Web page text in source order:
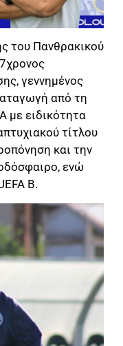
του Πανθρακικού
γεννημένος
από τη
με ειδικότητα
τίτλου
και την
ενώ
B.